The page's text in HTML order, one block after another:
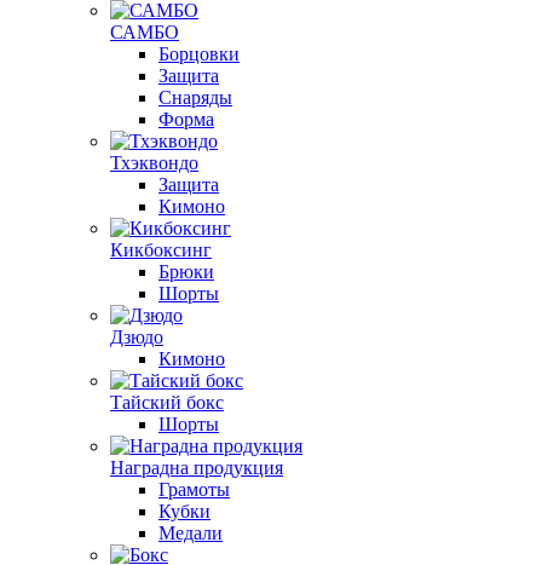
САМБО
Борцовки
Защита
Снаряды
Форма
Тхэквондо
Защита
Кимоно
Кикбоксинг
Брюки
Шорты
Дзюдо
Кимоно
Тайский бокс
Шорты
Наградна продукция
Грамоты
Кубки
Медали